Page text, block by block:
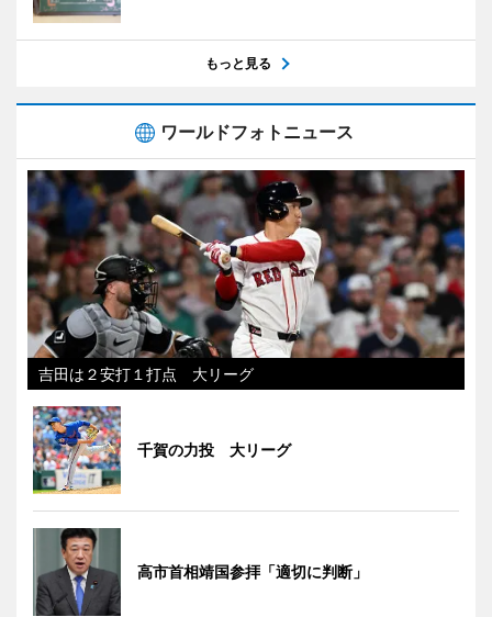
もっと見る
ワールドフォトニュース
吉田は２安打１打点 大リーグ
千賀の力投 大リーグ
高市首相靖国参拝「適切に判断」